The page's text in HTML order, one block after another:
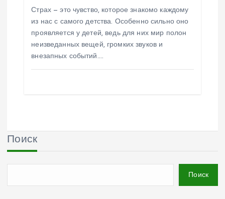
Страх — это чувство, которое знакомо каждому
из нас с самого детства. Особенно сильно оно
проявляется у детей, ведь для них мир полон
неизведанных вещей, громких звуков и
внезапных событий.…
Поиск
Поиск